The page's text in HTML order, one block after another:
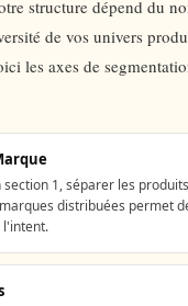
structure dépend du
de vos univers
les axes de
section 1, séparer les
distribuées permet
l'intent.